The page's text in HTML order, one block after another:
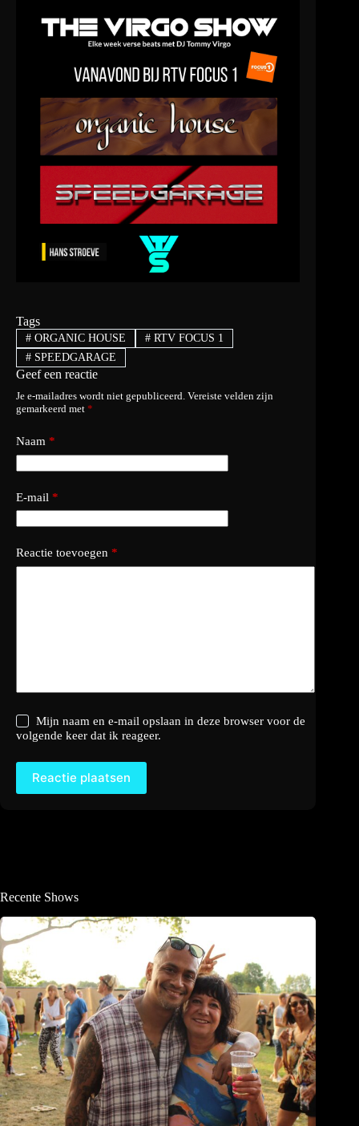
Tags
#ORGANIC HOUSE #RTV FOCUS 1
#SPEEDGARAGE
Geef een reactie
Je e-mailadres wordt niet gepubliceerd. Vereiste velden zijn
gemarkeerd met *
Naam *
E-mail *
Reactie toevoegen *
Mijn naam en e-mail opslaan in deze browser voor de
volgende keer dat ik reageer.
Reactie plaatsen
Recente Shows